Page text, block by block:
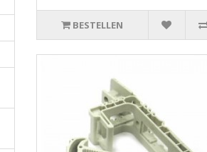
BESTELLEN